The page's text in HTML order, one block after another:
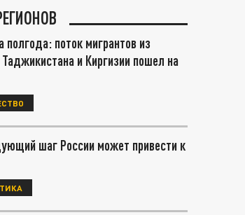
полгода: поток мигрантов из
Таджикистана и Киргизии пошел на
шаг России может привести к